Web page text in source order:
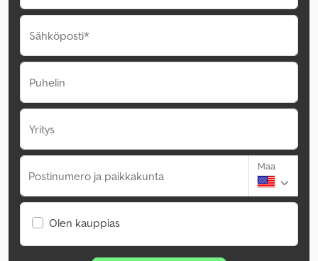
Sähköposti*
Puhelin
Yritys
Postinumero ja paikkakunta
Maa
Olen kauppias